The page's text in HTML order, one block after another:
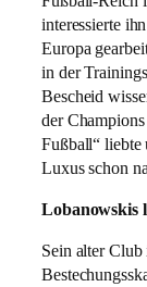
interessierte
Europa
in der
Bescheid
der
Fußball“ liebte
Luxus schon
Lobanowskis
Sein alter